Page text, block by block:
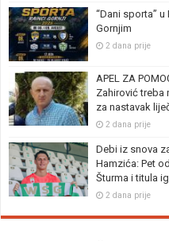
“Dani sporta” u
Gornjim
2 dana prije
APEL ZA
Zahirović treba
za nastavak
2 dana prije
Debi iz snova
Hamzića: Pet
Šturma i titula
2 dana prije